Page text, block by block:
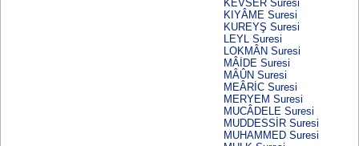
KEVSER Suresi
KIYÂME Suresi
KUREYŞ Suresi
LEYL Suresi
LOKMÂN Suresi
MÂİDE Suresi
MÂÛN Suresi
MEÂRİC Suresi
MERYEM Suresi
MUCÂDELE Suresi
MUDDESSİR Suresi
MUHAMMED Suresi